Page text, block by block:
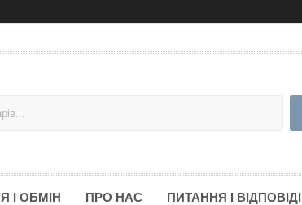
І ОБМІН ПРО НАС ПИТАННЯ І ВІДПОВІДІ